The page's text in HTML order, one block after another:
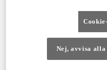
12 månaders
Nej, avvisa alla